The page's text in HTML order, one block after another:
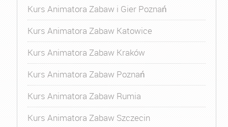
Kurs Animatora Zabaw i Gier Poznań
Kurs Animatora Zabaw Katowice
Kurs Animatora Zabaw Kraków
Kurs Animatora Zabaw Poznań
Kurs Animatora Zabaw Rumia
Kurs Animatora Zabaw Szczecin